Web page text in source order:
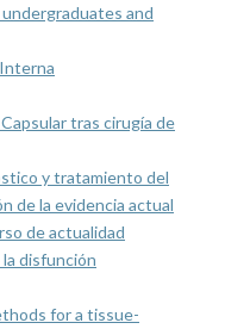
and
tras cirugía de
y tratamiento del
de la evidencia actual
de actualidad
disfunción
for a tissue-